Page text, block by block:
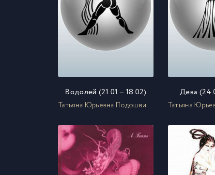
Водолей (21.01 – 18.02)
Татьяна Юрьевна Подошвина
Дева